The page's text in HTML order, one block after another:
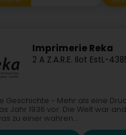
Imprimerie Reka
2 A Z.A.R.E. Ilot EstL-
Geschichte - Mehr als eine
Jahr 1936 vor. Die Welt war
zu einer wahren...